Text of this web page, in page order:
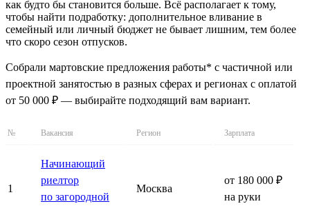
как будто бы становится больше. Всё располагает к тому,
чтобы найти подработку: дополнительное вливание в
семейный или личный бюджет не бывает лишним, тем более
что скоро сезон отпусков.
Собрали мартовские предложения работы* с частичной или
проектной занятостью в разных сферах и регионах с оплатой
от 50 000 ₽ — выбирайте подходящий вам вариант.
№ Вакансия Регион Зарплата
1
Начинающий
риелтор
по загородной
Москва
от 180 000 ₽
на руки